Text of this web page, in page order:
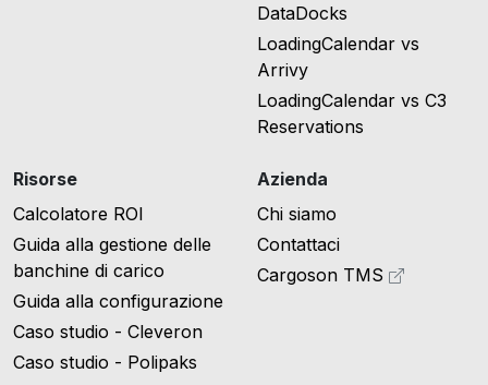
DataDocks
LoadingCalendar vs
Arrivy
LoadingCalendar vs C3
Reservations
Risorse
Calcolatore ROI
Guida alla gestione delle
banchine di carico
Guida alla configurazione
Caso studio - Cleveron
Caso studio - Polipaks
Azienda
Chi siamo
Contattaci
Cargoson TMS